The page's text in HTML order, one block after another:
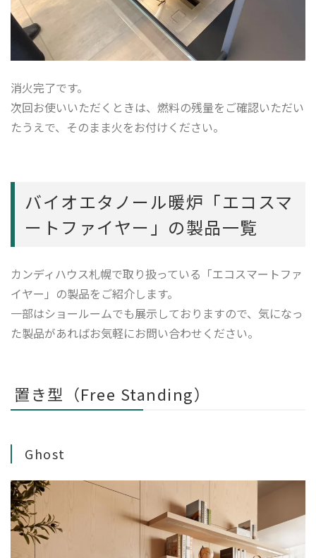
消火完了です。
次回お使いいただくときは、燃料の残量をご確認いただい
たうえで、そのまま火をお付けください。
バイオエタノール暖炉「エコスマ
ートファイヤー」の製品一覧
カンディハウス札幌で取り扱っている「エコスマートファ
イヤー」の製品をご紹介します。
一部はショールームでも展示しておりますので、気になっ
た製品があればお気軽にお問い合わせください。
置き型（Free Standing）
Ghost